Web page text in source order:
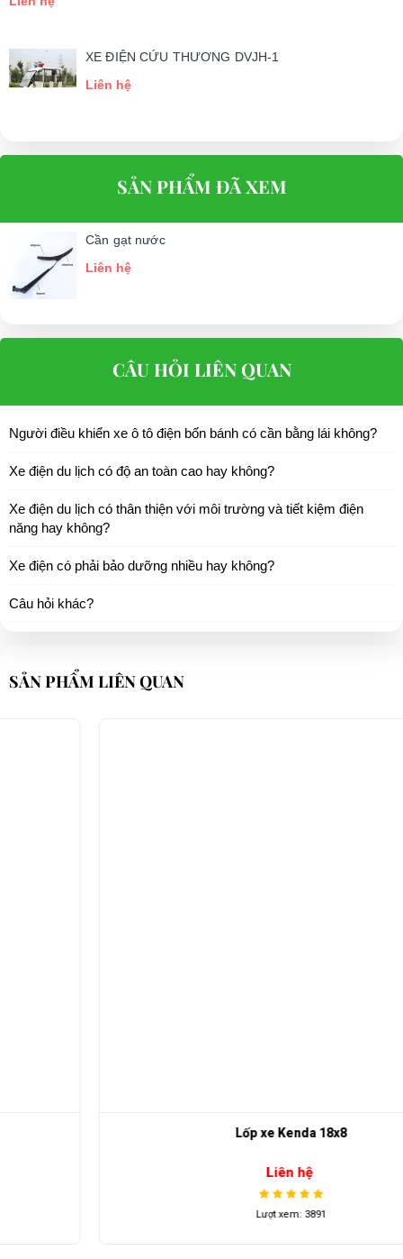
XE ĐIỆN CỨU THƯƠNG DVJH-1
Liên hệ
SẢN PHẨM ĐÃ XEM
Cần gạt nước
Liên hệ
CÂU HỎI LIÊN QUAN
Người điều khiển xe ô tô điện bốn bánh có cần bằng lái không?
Xe điện du lịch có độ an toàn cao hay không?
Xe điện du lịch có thân thiện với môi trường và tiết kiệm điện
năng hay không?
Xe điện có phải bảo dưỡng nhiều hay không?
Câu hỏi khác?
SẢN PHẨM LIÊN QUAN
Lốp xe Kenda 18x8